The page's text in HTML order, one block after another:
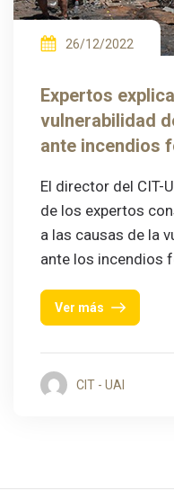
26/12/2022
Expertos
vulnerabilidad
ante incendios
El director del CIT-
de los expertos
a las causas de la
ante los incendios
Ver más
CIT - UAI